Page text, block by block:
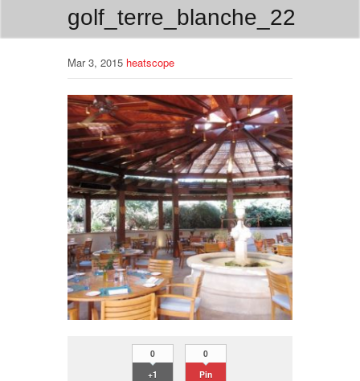
golf_terre_blanche_22
Mar 3, 2015 heatscope
0
+1
0
Pin